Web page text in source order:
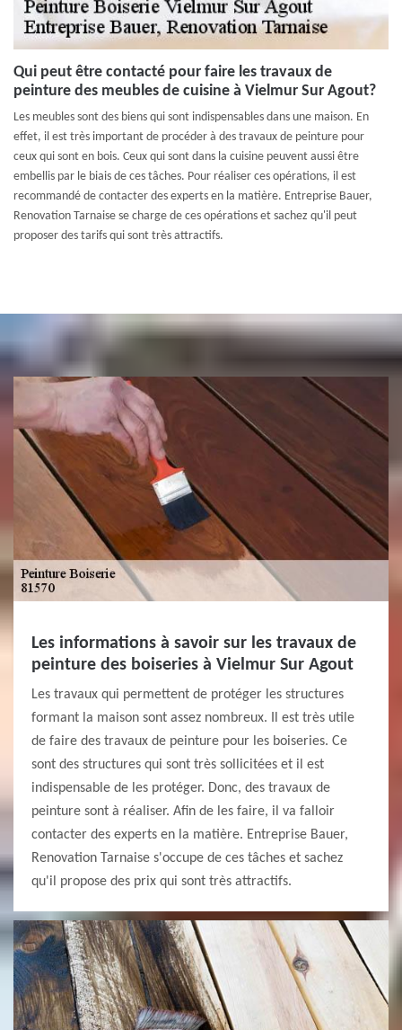
Qui peut être contacté pour faire les travaux de
peinture des meubles de cuisine à Vielmur Sur Agout?
Les meubles sont des biens qui sont indispensables dans une maison. En
effet, il est très important de procéder à des travaux de peinture pour
ceux qui sont en bois. Ceux qui sont dans la cuisine peuvent aussi être
embellis par le biais de ces tâches. Pour réaliser ces opérations, il est
recommandé de contacter des experts en la matière. Entreprise Bauer,
Renovation Tarnaise se charge de ces opérations et sachez qu'il peut
proposer des tarifs qui sont très attractifs.
Les informations à savoir sur les travaux de
peinture des boiseries à Vielmur Sur Agout
Les travaux qui permettent de protéger les structures
formant la maison sont assez nombreux. Il est très utile
de faire des travaux de peinture pour les boiseries. Ce
sont des structures qui sont très sollicitées et il est
indispensable de les protéger. Donc, des travaux de
peinture sont à réaliser. Afin de les faire, il va falloir
contacter des experts en la matière. Entreprise Bauer,
Renovation Tarnaise s'occupe de ces tâches et sachez
qu'il propose des prix qui sont très attractifs.